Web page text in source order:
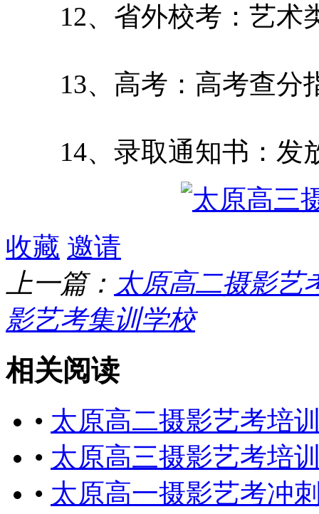
12、省外校考：艺术
13、高考：高考查分
14、录取通知书：发
收藏 邀请
上一篇： 太原高二摄影艺
影艺考集训学校
相关阅读
• 太原高二摄影艺考培
• 太原高三摄影艺考培
• 太原高一摄影艺考冲